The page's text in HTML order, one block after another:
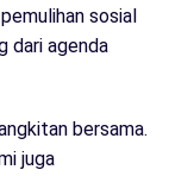
sosial
dari agenda
bersama.
juga